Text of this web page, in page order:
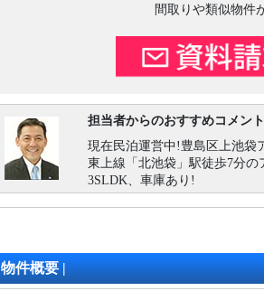
間取りや類似物件
担当者からのおすすめコメント
現在民泊運営中!豊島区上池袋
東上線「北池袋」駅徒歩7分
3SLDK、車庫あり!
物件概要 |